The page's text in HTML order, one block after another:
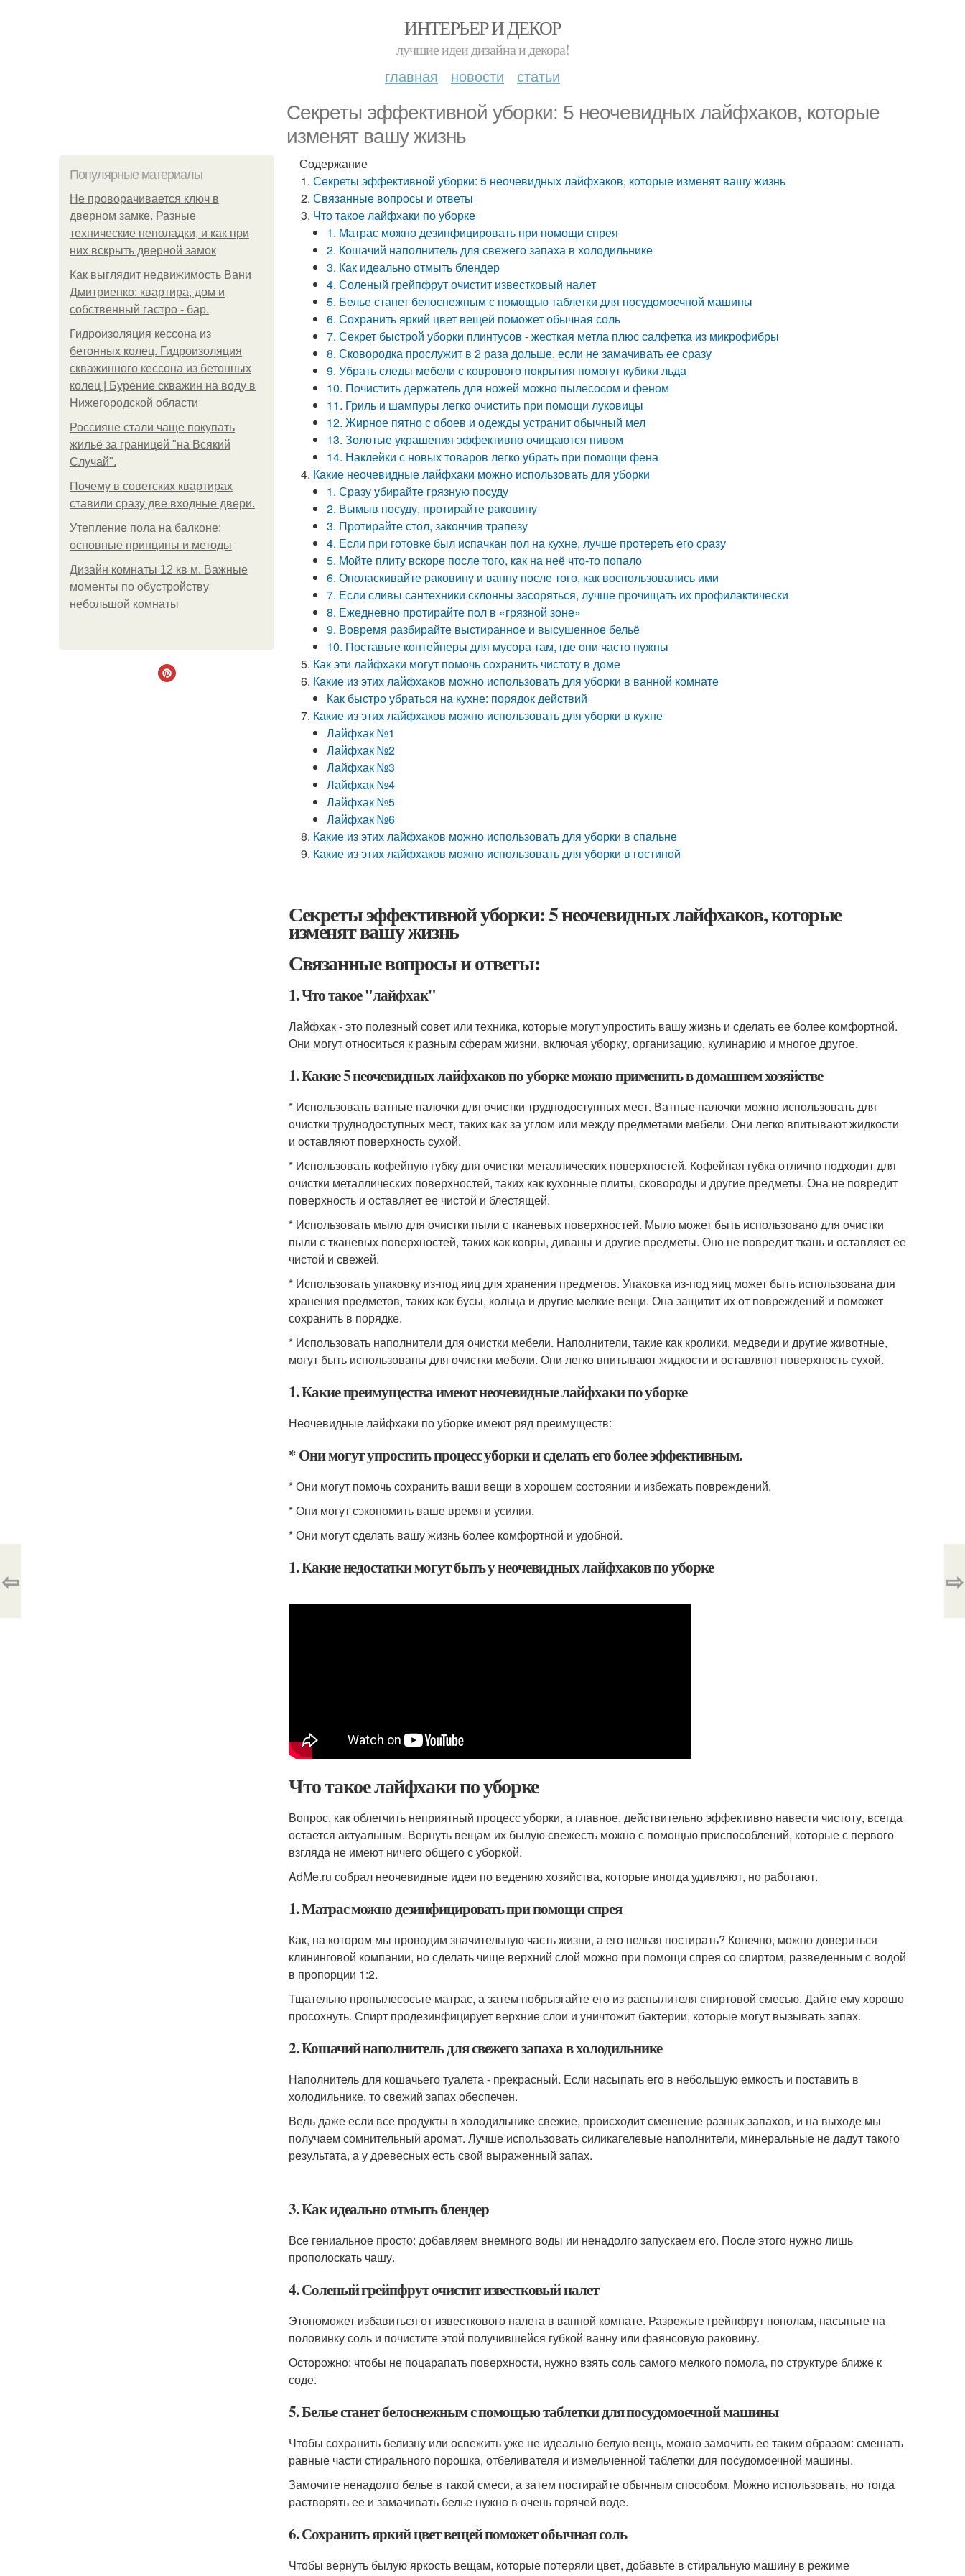
ИНТЕРЬЕР И ДЕКОР
лучшие идеи дизайна и декора!
главная новости статьи
Секреты эффективной уборки: 5 неочевидных лайфхаков, которые
изменят вашу жизнь
Популярные материалы
Не проворачивается ключ в
дверном замке. Разные
технические неполадки, и как при
них вскрыть дверной замок
Как выглядит недвижимость Вани
Дмитриенко: квартира, дом и
собственный гастро - бар.
Гидроизоляция кессона из
бетонных колец. Гидроизоляция
скважинного кессона из бетонных
колец | Бурение скважин на воду в
Нижегородской области
Россияне стали чаще покупать
жильё за границей "на Всякий
Случай".
Почему в советских квартирах
ставили сразу две входные двери.
Утепление пола на балконе:
основные принципы и методы
Дизайн комнаты 12 кв м. Важные
моменты по обустройству
небольшой комнаты
Содержание
Секреты эффективной уборки: 5 неочевидных лайфхаков, которые изменят вашу жизнь
Связанные вопросы и ответы
Что такое лайфхаки по уборке
1. Матрас можно дезинфицировать при помощи спрея
2. Кошачий наполнитель для свежего запаха в холодильнике
3. Как идеально отмыть блендер
4. Соленый грейпфрут очистит известковый налет
5. Белье станет белоснежным с помощью таблетки для посудомоечной машины
6. Сохранить яркий цвет вещей поможет обычная соль
7. Секрет быстрой уборки плинтусов - жесткая метла плюс салфетка из микрофибры
8. Сковородка прослужит в 2 раза дольше, если не замачивать ее сразу
9. Убрать следы мебели с коврового покрытия помогут кубики льда
10. Почистить держатель для ножей можно пылесосом и феном
11. Гриль и шампуры легко очистить при помощи луковицы
12. Жирное пятно с обоев и одежды устранит обычный мел
13. Золотые украшения эффективно очищаются пивом
14. Наклейки с новых товаров легко убрать при помощи фена
Какие неочевидные лайфхаки можно использовать для уборки
1. Сразу убирайте грязную посуду
2. Вымыв посуду, протирайте раковину
3. Протирайте стол, закончив трапезу
4. Если при готовке был испачкан пол на кухне, лучше протереть его сразу
5. Мойте плиту вскоре после того, как на неё что-то попало
6. Ополаскивайте раковину и ванну после того, как воспользовались ими
7. Если сливы сантехники склонны засоряться, лучше прочищать их профилактически
8. Ежедневно протирайте пол в «грязной зоне»
9. Вовремя разбирайте выстиранное и высушенное бельё
10. Поставьте контейнеры для мусора там, где они часто нужны
Как эти лайфхаки могут помочь сохранить чистоту в доме
Какие из этих лайфхаков можно использовать для уборки в ванной комнате
Как быстро убраться на кухне: порядок действий
Какие из этих лайфхаков можно использовать для уборки в кухне
Лайфхак №1
Лайфхак №2
Лайфхак №3
Лайфхак №4
Лайфхак №5
Лайфхак №6
Какие из этих лайфхаков можно использовать для уборки в спальне
Какие из этих лайфхаков можно использовать для уборки в гостиной
Секреты эффективной уборки: 5 неочевидных лайфхаков, которые
изменят вашу жизнь
Связанные вопросы и ответы:
1. Что такое "лайфхак"
Лайфхак - это полезный совет или техника, которые могут упростить вашу жизнь и сделать ее более комфортной.
Они могут относиться к разным сферам жизни, включая уборку, организацию, кулинарию и многое другое.
1. Какие 5 неочевидных лайфхаков по уборке можно применить в домашнем хозяйстве
* Использовать ватные палочки для очистки труднодоступных мест. Ватные палочки можно использовать для
очистки труднодоступных мест, таких как за углом или между предметами мебели. Они легко впитывают жидкости
и оставляют поверхность сухой.
* Использовать кофейную губку для очистки металлических поверхностей. Кофейная губка отлично подходит для
очистки металлических поверхностей, таких как кухонные плиты, сковороды и другие предметы. Она не повредит
поверхность и оставляет ее чистой и блестящей.
* Использовать мыло для очистки пыли с тканевых поверхностей. Мыло может быть использовано для очистки
пыли с тканевых поверхностей, таких как ковры, диваны и другие предметы. Оно не повредит ткань и оставляет ее
чистой и свежей.
* Использовать упаковку из-под яиц для хранения предметов. Упаковка из-под яиц может быть использована для
хранения предметов, таких как бусы, кольца и другие мелкие вещи. Она защитит их от повреждений и поможет
сохранить в порядке.
* Использовать наполнители для очистки мебели. Наполнители, такие как кролики, медведи и другие животные,
могут быть использованы для очистки мебели. Они легко впитывают жидкости и оставляют поверхность сухой.
1. Какие преимущества имеют неочевидные лайфхаки по уборке
Неочевидные лайфхаки по уборке имеют ряд преимуществ:
* Они могут упростить процесс уборки и сделать его более эффективным.
* Они могут помочь сохранить ваши вещи в хорошем состоянии и избежать повреждений.
* Они могут сэкономить ваше время и усилия.
* Они могут сделать вашу жизнь более комфортной и удобной.
1. Какие недостатки могут быть у неочевидных лайфхаков по уборке
Что такое лайфхаки по уборке
Вопрос, как облегчить неприятный процесс уборки, а главное, действительно эффективно навести чистоту, всегда
остается актуальным. Вернуть вещам их былую свежесть можно с помощью приспособлений, которые с первого
взгляда не имеют ничего общего с уборкой.
AdMe.ru собрал неочевидные идеи по ведению хозяйства, которые иногда удивляют, но работают.
1. Матрас можно дезинфицировать при помощи спрея
Как, на котором мы проводим значительную часть жизни, а его нельзя постирать? Конечно, можно довериться
клининговой компании, но сделать чище верхний слой можно при помощи спрея со спиртом, разведенным с водой
в пропорции 1:2.
Тщательно пропылесосьте матрас, а затем побрызгайте его из распылителя спиртовой смесью. Дайте ему хорошо
просохнуть. Спирт продезинфицирует верхние слои и уничтожит бактерии, которые могут вызывать запах.
2. Кошачий наполнитель для свежего запаха в холодильнике
Наполнитель для кошачьего туалета - прекрасный. Если насыпать его в небольшую емкость и поставить в
холодильнике, то свежий запах обеспечен.
Ведь даже если все продукты в холодильнике свежие, происходит смешение разных запахов, и на выходе мы
получаем сомнительный аромат. Лучше использовать силикагелевые наполнители, минеральные не дадут такого
результата, а у древесных есть свой выраженный запах.
3. Как идеально отмыть блендер
Все гениальное просто: добавляем внемного воды ии ненадолго запускаем его. После этого нужно лишь
прополоскать чашу.
4. Соленый грейпфрут очистит известковый налет
Этопоможет избавиться от известкового налета в ванной комнате. Разрежьте грейпфрут пополам, насыпьте на
половинку соль и почистите этой получившейся губкой ванну или фаянсовую раковину.
Осторожно: чтобы не поцарапать поверхности, нужно взять соль самого мелкого помола, по структуре ближе к
соде.
5. Белье станет белоснежным с помощью таблетки для посудомоечной машины
Чтобы сохранить белизну или освежить уже не идеально белую вещь, можно замочить ее таким образом: смешать
равные части стирального порошка, отбеливателя и измельченной таблетки для посудомоечной машины.
Замочите ненадолго белье в такой смеси, а затем постирайте обычным способом. Можно использовать, но тогда
растворять ее и замачивать белье нужно в очень горячей воде.
6. Сохранить яркий цвет вещей поможет обычная соль
Чтобы вернуть былую яркость вещам, которые потеряли цвет, добавьте в стиральную машину в режиме
⇦ ⇨